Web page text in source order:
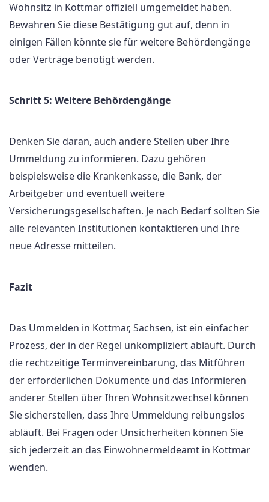
Wohnsitz in Kottmar offiziell umgemeldet haben.
Bewahren Sie diese Bestätigung gut auf, denn in
einigen Fällen könnte sie für weitere Behördengänge
oder Verträge benötigt werden.
Schritt 5: Weitere Behördengänge
Denken Sie daran, auch andere Stellen über Ihre
Ummeldung zu informieren. Dazu gehören
beispielsweise die Krankenkasse, die Bank, der
Arbeitgeber und eventuell weitere
Versicherungsgesellschaften. Je nach Bedarf sollten Sie
alle relevanten Institutionen kontaktieren und Ihre
neue Adresse mitteilen.
Fazit
Das Ummelden in Kottmar, Sachsen, ist ein einfacher
Prozess, der in der Regel unkompliziert abläuft. Durch
die rechtzeitige Terminvereinbarung, das Mitführen
der erforderlichen Dokumente und das Informieren
anderer Stellen über Ihren Wohnsitzwechsel können
Sie sicherstellen, dass Ihre Ummeldung reibungslos
abläuft. Bei Fragen oder Unsicherheiten können Sie
sich jederzeit an das Einwohnermeldeamt in Kottmar
wenden.